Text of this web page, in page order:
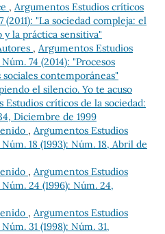
, Argumentos Estudios críticos
(2011): "La sociedad compleja: el
la práctica sensitiva"
, Argumentos Estudios
74 (2014): "Procesos
contemporáneas"
el silencio. Yo te acuso
Estudios críticos de la sociedad:
Diciembre de 1999
, Argumentos Estudios
18 (1993): Núm. 18, Abril de
, Argumentos Estudios
24 (1996): Núm. 24,
, Argumentos Estudios
31 (1998): Núm. 31,